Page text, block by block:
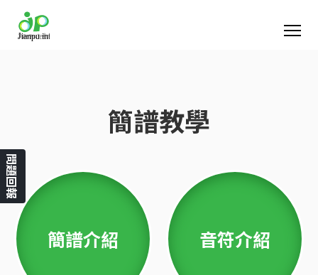
簡譜教學
簡譜介紹 音符介紹
問題回報